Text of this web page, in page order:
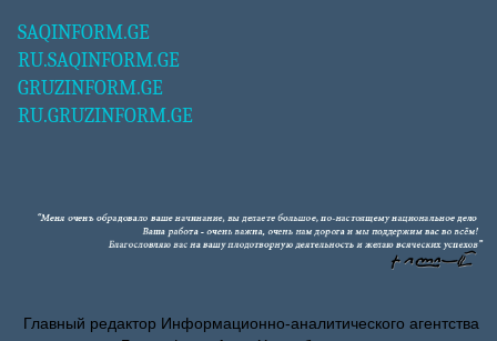
SAQINFORM.GE
RU.SAQINFORM.GE
GRUZINFORM.GE
RU.GRUZINFORM.GE
Главный редактор Информационно-аналитического агентства